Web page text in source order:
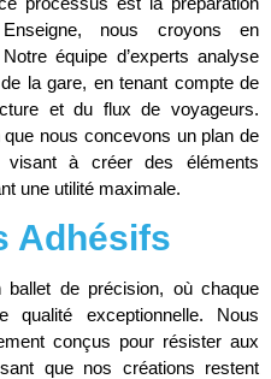
nous croyons en
équipe d’experts analyse
la gare, en tenant compte de
et du flux de voyageurs.
nous concevons un plan de
visant à créer des éléments
une utilité maximale.
Adhésifs
de précision, où chaque
exceptionnelle. Nous
conçus pour résister aux
que nos créations restent